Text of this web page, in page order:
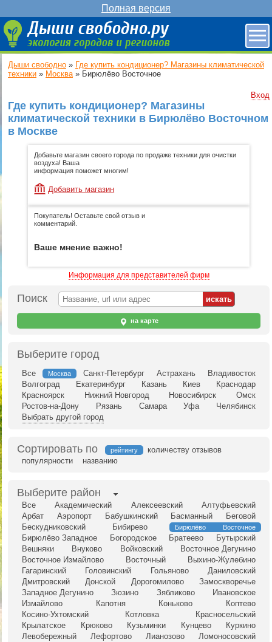
Полная версия
Дыши свободно » Где купить кондиционер? Магазины климатической
техники » Москва» Бирюлёво Восточное
Вход
Где купить кондиционер? Магазины
климатической техники в Бирюлёво Восточном
в Москве
Добавьте магазин своего города по продаже техники для очистки
воздуха! Ваша
информация поможет многим!
Добавить магазин
Покупатель! Оставьте свой отзыв и
комментарий.
Ваше мнение важно!
Информация для представителей фирм
Поиск
на карте
Выберите город
Все Москва Санкт-Петербург Астрахань
Владивосток
Волгоград
Екатеринбург Казань Киев
Краснодар
Красноярск
Нижний Новгород Новосибирск
Омск
Ростов-на-Дону
Рязань Самара Уфа
Челябинск
Выбрать другой город
Сортировать по рейтингу
количеству отзывов
популярности
названию
Выберите район
Все Академический Алексеевский
Алтуфьевский
Арбат
Аэропорт Бабушкинский Басманный
Беговой
Бескудниковский
Бибирево Бирюлёво Восточное
Бирюлёво Западное Богородское Братеево
Бутырский
Вешняки
Внуково Войковский
Восточное Дегунино
Восточное Измайлово
Восточный
Выхино-Жулебино
Гагаринский
Головинский Гольяново
Даниловский
Дмитровский
Донской Дорогомилово
Замоскворечье
Западное Дегунино
Зюзино Зябликово
Ивановское
Измайлово
Капотня Коньково
Коптево
Косино-Ухтомский
Котловка
Красносельский
Крылатское
Крюково Кузьминки Кунцево
Куркино
Левобережный
Лефортово Лианозово
Ломоносовский